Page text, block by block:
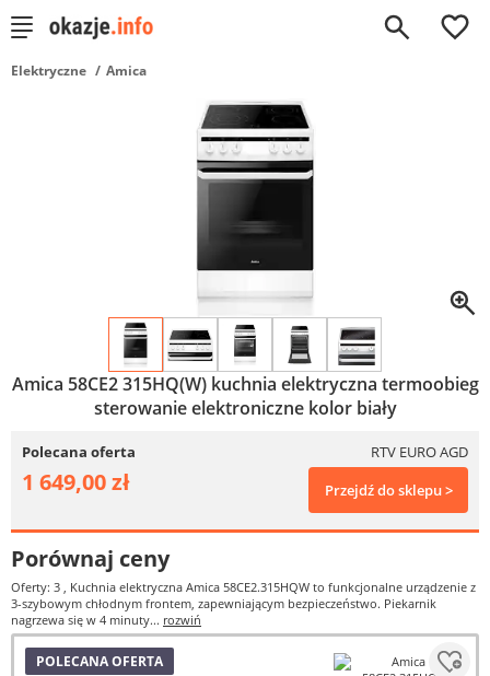
0
Elektryczne Amica
Amica 58CE2 315HQ(W) kuchnia elektryczna termoobieg
sterowanie elektroniczne kolor biały
Polecana oferta RTV EURO AGD
1 649,00 zł Przejdź do sklepu >
Porównaj ceny
Oferty: 3 , Kuchnia elektryczna Amica 58CE2.315HQW to funkcjonalne urządzenie z
3-szybowym chłodnym frontem, zapewniającym bezpieczeństwo. Piekarnik
nagrzewa się w 4 minuty... rozwiń
POLECANA OFERTA